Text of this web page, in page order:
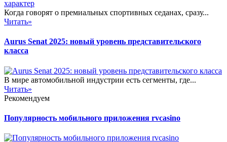
Когда говорят о премиальных спортивных седанах, сразу...
Читать»
Aurus Senat 2025: новый уровень представительского
класса
В мире автомобильной индустрии есть сегменты, где...
Читать»
Рекомендуем
Популярность мобильного приложения rvcasino